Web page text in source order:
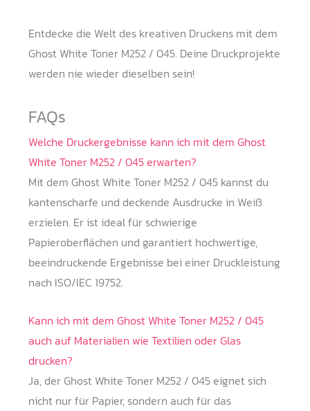
Entdecke die Welt des kreativen Druckens mit dem
Ghost White Toner M252 / 045. Deine Druckprojekte
werden nie wieder dieselben sein!
FAQs
Welche Druckergebnisse kann ich mit dem Ghost
White Toner M252 / 045 erwarten?
Mit dem Ghost White Toner M252 / 045 kannst du
kantenscharfe und deckende Ausdrucke in Weiß
erzielen. Er ist ideal für schwierige
Papieroberflächen und garantiert hochwertige,
beeindruckende Ergebnisse bei einer Druckleistung
nach ISO/IEC 19752.
Kann ich mit dem Ghost White Toner M252 / 045
auch auf Materialien wie Textilien oder Glas
drucken?
Ja, der Ghost White Toner M252 / 045 eignet sich
nicht nur für Papier, sondern auch für das